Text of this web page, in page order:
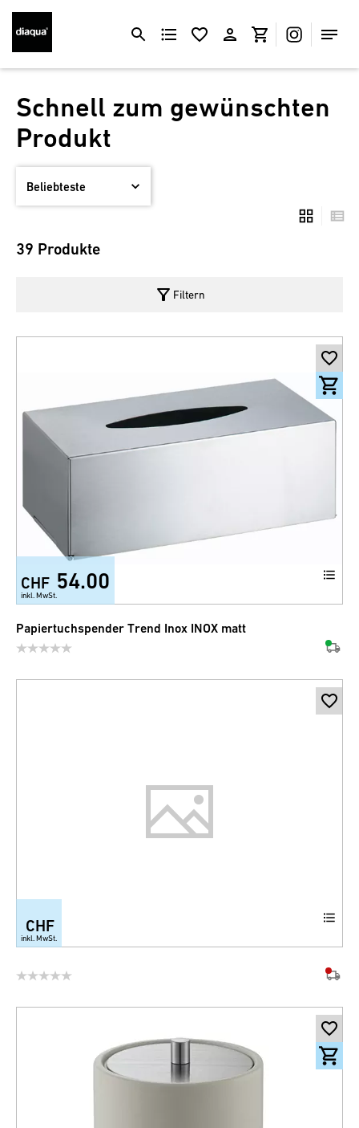
Schnell zum gewünschten
Produkt
39 Produkte
filter_alt Filtern
CHF 54.00
inkl. MwSt.
Papiertuchspender Trend Inox INOX matt
CHF
inkl. MwSt.